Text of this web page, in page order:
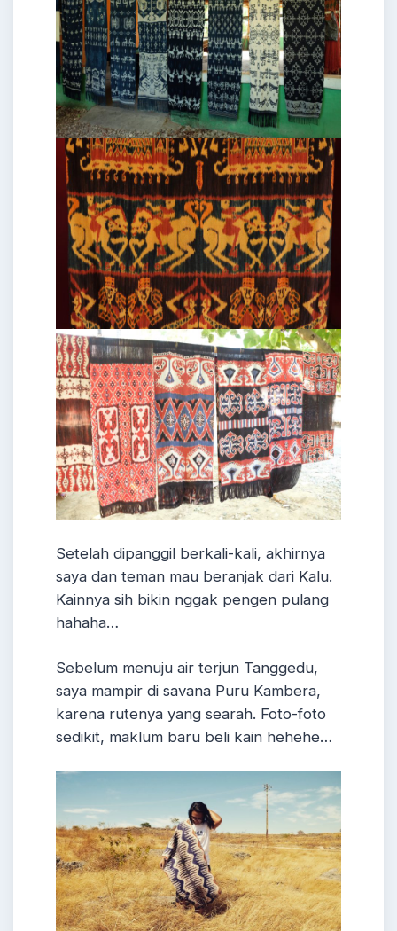
Setelah dipanggil berkali-kali, akhirnya
saya dan teman mau beranjak dari Kalu.
Kainnya sih bikin nggak pengen pulang
hahaha…
Sebelum menuju air terjun Tanggedu,
saya mampir di savana Puru Kambera,
karena rutenya yang searah. Foto-foto
sedikit, maklum baru beli kain hehehe…